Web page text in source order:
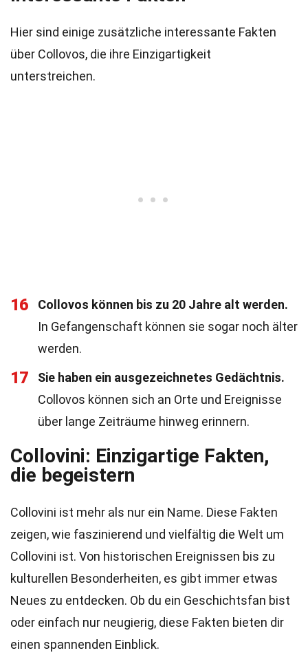
Hier sind einige zusätzliche interessante Fakten
über Collovos, die ihre Einzigartigkeit
unterstreichen.
16
Collovos können bis zu 20 Jahre alt werden.
In Gefangenschaft können sie sogar noch älter
werden.
17
Sie haben ein ausgezeichnetes Gedächtnis.
Collovos können sich an Orte und Ereignisse
über lange Zeiträume hinweg erinnern.
Collovini: Einzigartige Fakten,
die begeistern
Collovini ist mehr als nur ein Name. Diese Fakten
zeigen, wie faszinierend und vielfältig die Welt um
Collovini ist. Von historischen Ereignissen bis zu
kulturellen Besonderheiten, es gibt immer etwas
Neues zu entdecken. Ob du ein Geschichtsfan bist
oder einfach nur neugierig, diese Fakten bieten dir
einen spannenden Einblick.